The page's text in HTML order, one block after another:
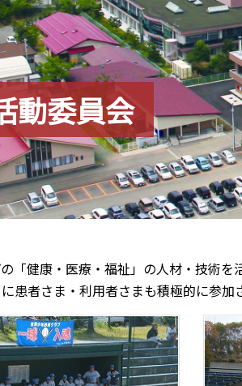
動委員会
「健康・医療・福祉」の人材・技術
患者さま・利用者さまも積極的に参加